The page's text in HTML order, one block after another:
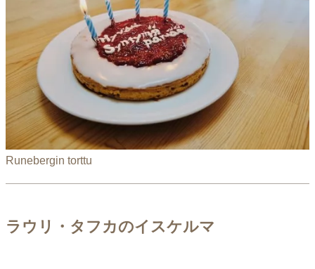
Runebergin torttu
ラウリ・タフカのイスケルマ